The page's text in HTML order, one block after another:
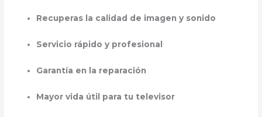
Recuperas la calidad de imagen y sonido
Servicio rápido y profesional
Garantía en la reparación
Mayor vida útil para tu televisor